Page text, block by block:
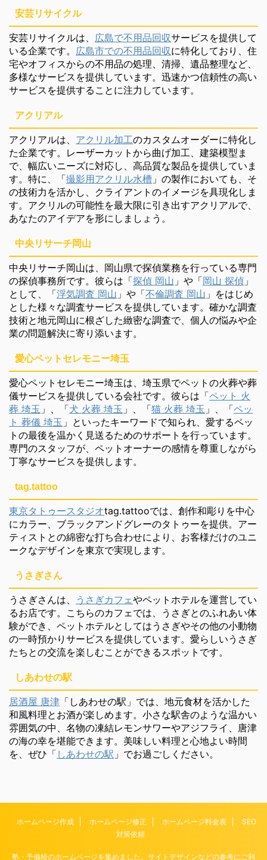
安芸リサイクル
安芸リサイクルは、 広島で不用品回収サービスを提供して
いる企業です。 広島市での不用品回収に特化しており、住
宅やオフィスからの不用品の処理、清掃、遺品整理など、
多様なサービスを提供しています。迅速かつ信頼性の高い
サービスを提供することに注力しています。
アクリアル
アクリアルは、 アクリル加工のカスタムオーダーに特化し
た企業です。レーザーカットから曲げ加工、建築模型ま
で、幅広いニーズに対応し、高品質な製品を提供していま
す。特に、「撮影用アクリル水槽 」の製作においても、そ
の技術力を活かし、クライアントのイメージを具現化しま
す。アクリルの可能性を最大限に引き出すアクリアルで、
あなたのアイデアを形にしましょう。
中央リサーチ岡山
中央リサーチ岡山は、岡山県で探偵業務を行っている専門
の探偵事務所です。彼らは「探偵 岡山 」や「岡山 探偵 」
として、「浮気調査 岡山 」や「不倫調査 岡山 」をはじめ
とした様々な調査サービスを提供しています。確かな調査
技術と地元岡山に根ざした緻密な調査で、個人の悩みや企
業の問題解決に寄り添います。
愛心ペットセレモニー埼玉
愛心ペットセレモニー埼玉は、埼玉県でペットの火葬や葬
儀サービスを提供している会社です。彼らは「ペット 火
葬 埼玉 」、「犬 火葬 埼玉 」、「猫 火葬 埼玉 」、「ペッ
ト 葬儀 埼玉 」といったキーワードで知られ、愛するペッ
トの最後を温かく見送るためのサポートを行っています。
専門のスタッフが、ペットオーナーの感情を尊重しながら
丁寧なサービスを提供します。
tag.tattoo
東京タトゥースタジオtag.tattooでは、創作和彫りを中心
にカラー、ブラックアンドグレーのタトゥーを提供。アー
ティストとの綿密な打ち合わせにより、お客様だけのユニ
ークなデザインを東京で実現します。
うさぎさん
うさぎさんは、 うさぎカフェやペットホテルを運営してい
るお店です。こちらのカフェでは、うさぎとのふれあい体
験ができ、ペットホテルとしてはうさぎやその他の小動物
の一時預かりサービスを提供しています。愛らしいうさぎ
たちとの交流を楽しむことができるスポットです。
しあわせの駅
居酒屋 唐津 「しあわせの駅」では、地元食材を活かした
和風料理とお酒が楽しめます。小さな駅舎のような温かい
雰囲気の中、名物の凍結レモンサワーやアジフライ、唐津
の海の幸を堪能できます。美味しい料理と心地よい時間
を、ぜひ「 しあわせの駅 」でお過ごしください。
ホームページ作成 ホームページ修正 ホームページ料金表
SEO
対策依頼
塾・予備校のホームページを集めました。サイトデザインなどの参考にご利